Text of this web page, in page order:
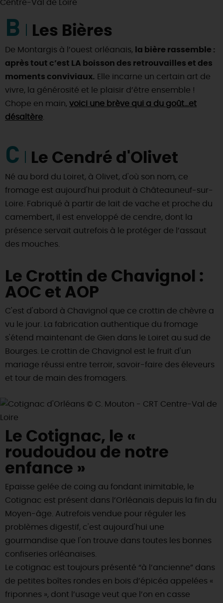
B Les Bières
De Montargis à l’ouest orléanais,
la bière rassemble :
après tout c’est LA boisson des retrouvailles et des
moments conviviaux. Elle incarne un certain art de
vivre, la générosité et le plaisir d’être ensemble !
Chope en main, voici une brève qui a du goût…et
désaltère
C Le Cendré d'Olivet
Né au bord du Loiret, à Olivet, d'où son nom, ce
fromage est aujourd'hui produit à Châteauneuf-sur-
Loire. Fabriqué à partir de lait de vache et proche du
camembert, il est enveloppé de cendre, dont la
présence servait autrefois à le protéger de l’assaut
des mouches.
Le Crottin de Chavignol :
AOC et AOP
C'est d'abord à Chavignol que ce crottin de chèvre a
vu le jour. La fabrication authentique du fromage
s'étend maintenant de Gien dans le Loiret au sud de
Bourges. Le crottin de Chavignol est le fruit d'un
mariage réussi entre terroir, savoir-faire des éleveurs
et tour de main des fromagers.
Le Cotignac, le «
roudoudou de notre
enfance »
Epaisse gelée de coing au fondant inimitable, le
Cotignac est présent dans l’Orléanais depuis la fin du
Moyen-âge. Autrefois vendue pour réguler les
problèmes digestif, c'est aujourd'hui une
gourmandise que l'on trouve dans toutes les bonnes
confiseries orléanaises.
Le cotignac est toujours présenté “à l’ancienne” dans
de petites boîtes rondes en bois d’épicéa appelées «
friponnes », dont l’usage veut que l’on en casse